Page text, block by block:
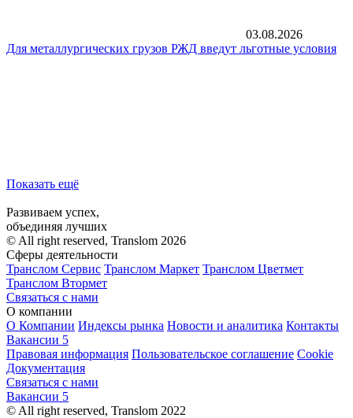
03.08.2026
Для металлургических грузов РЖД введут льготные условия
Показать ещё
Развиваем успех,
объединяя лучших
© All right reserved, Translom 2026
Сферы деятельности
Транслом Сервис Транслом Маркет Транслом Цветмет
Транслом Втормет
Связаться с нами
О компании
О Компании Индексы рынка Новости и аналитика Контакты
Вакансии 5
Правовая информация Пользовательское соглашение Cookie
Документация
Связаться с нами
Вакансии 5
© All right reserved, Translom 2022